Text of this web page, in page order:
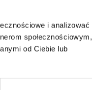
i analizować
społecznościowym,
od Ciebie lub